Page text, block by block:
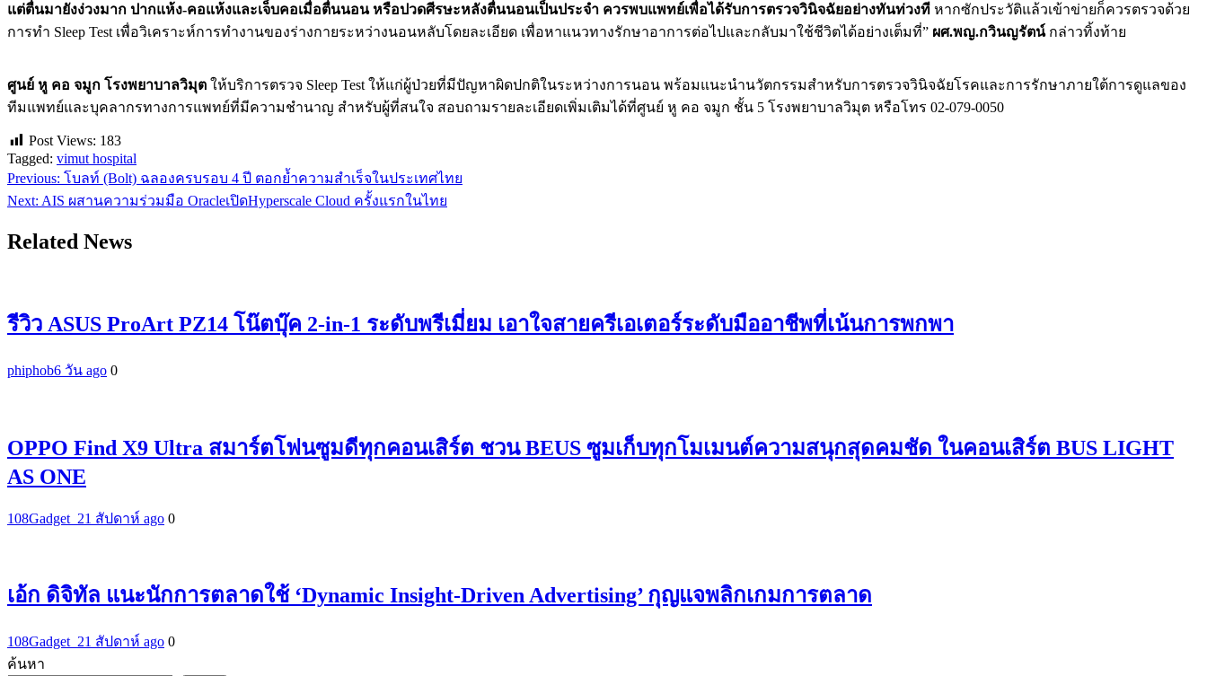
แต่ตื่นมายังง่วงมาก ปากแห้ง-คอแห้งและเจ็บคอเมื่อตื่นนอน หรือปวดศีรษะหลังตื่นนอนเป็นประจำ ควรพบแพทย์เพื่อได้รับการตรวจวินิจฉัยอย่างทันท่วงที หากซักประวัติแล้วเข้าข่ายก็ควรตรวจด้วย
การทำ Sleep Test เพื่อวิเคราะห์การทำงานของร่างกายระหว่างนอนหลับโดยละเอียด เพื่อหาแนวทางรักษาอาการต่อไปและกลับมาใช้ชีวิตได้อย่างเต็มที่” ผศ.พญ.กวินญรัตน์กล่าวทิ้งท้าย
ศูนย์ หู คอ จมูก โรงพยาบาลวิมุต ให้บริการตรวจ Sleep Test ให้แก่ผู้ป่วยที่มีปัญหาผิดปกติในระหว่างการนอน พร้อมแนะนำนวัตกรรมสำหรับการตรวจวินิจฉัยโรคและการรักษาภายใต้การดูแลของ
ทีมแพทย์และบุคลากรทางการแพทย์ที่มีความชำนาญ สำหรับผู้ที่สนใจ สอบถามรายละเอียดเพิ่มเติมได้ที่ศูนย์ หู คอ จมูก ชั้น 5 โรงพยาบาลวิมุต หรือโทร 02-079-0050
Post Views: 183
Tagged: vimut hospital
แนะแนว
Previous: โบลท์ (Bolt) ฉลองครบรอบ 4 ปี ตอกย้ำความสำเร็จในประเทศไทย
Next: AIS ผสานความร่วมมือ OracleเปิดHyperscale Cloud ครั้งแรกในไทย
Related News
รีวิว ASUS ProArt PZ14 โน๊ตบุ๊ค 2-in-1 ระดับพรีเมี่ยม เอาใจสายครีเอเตอร์ระดับมืออาชีพที่เน้นการพกพา
phiphob6 วัน ago 0
OPPO Find X9 Ultra สมาร์ตโฟนซูมดีทุกคอนเสิร์ต ชวน BEUS ซูมเก็บทุกโมเมนต์ความสนุกสุดคมชัด ในคอนเสิร์ต BUS LIGHT
AS ONE
108Gadget_21 สัปดาห์ ago 0
เอ้ก ดิจิทัล แนะนักการตลาดใช้ ‘Dynamic Insight-Driven Advertising’ กุญแจพลิกเกมการตลาด
108Gadget_21 สัปดาห์ ago 0
ค้นหา